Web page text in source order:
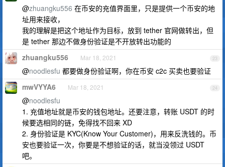
@zhuangku556 在币安的充值界面里，只是提供一个币安的地
址用来接收，
我的理解是把这个地址作为目标，放到 tether 官网做转出，但
是 tether 那边不做身份验证是不开放转出功能的
23
zhuangku556 Mar 18, 2021
@noodlesfu 都要做身份验证啊，你在币安 c2c 买卖也要验证
24
mwVYYA6 Mar 18, 2021
@noodlesfu
1. 充值地址就是币安的钱包地址。还要注意，转账 USDT 的时
候要选相同的链，免得找不回来 XD
2. 身份验证是 KYC(Know Your Customer)，用来反洗钱的。币
安也要验证一次，你要是不想验证的话，就当没领过 USDT
吧。